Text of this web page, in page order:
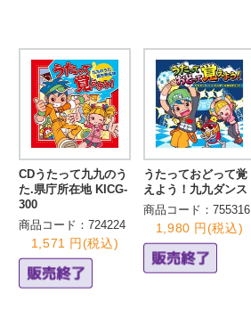
CDうたって九九のう
た.県庁所在地 KICG-
300
商品コード：724224
1,571 円(税込)
うたっておどって覚
えよう！九九ダンス
商品コード：755316
1,980 円(税込)